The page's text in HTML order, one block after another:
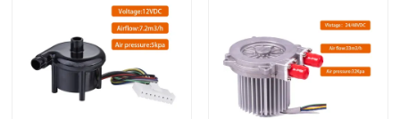
Visite de l'usine
Contrôle de la qualité